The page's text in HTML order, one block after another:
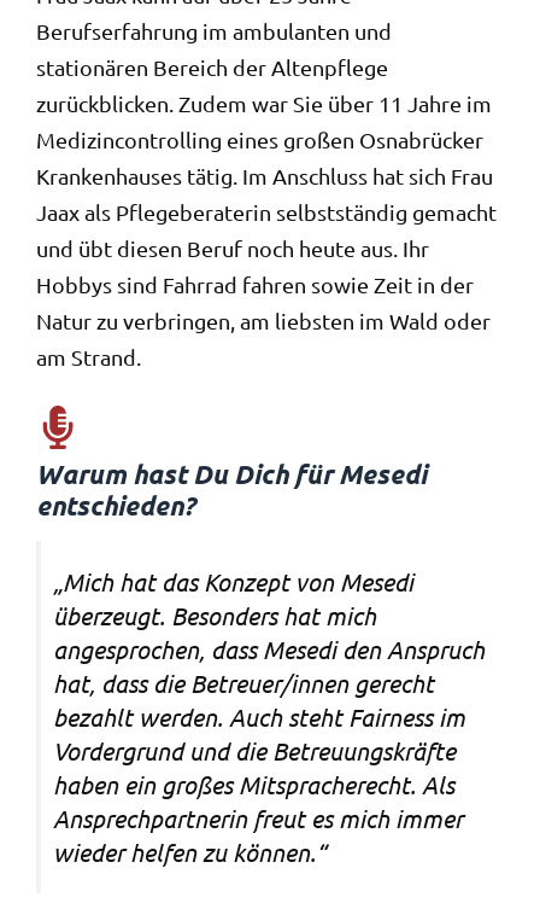
Berufserfahrung im ambulanten und
stationären Bereich der Altenpflege
zurückblicken. Zudem war Sie über 11 Jahre im
Medizincontrolling eines großen Osnabrücker
Krankenhauses tätig. Im Anschluss hat sich Frau
Jaax als Pflegeberaterin selbstständig gemacht
und übt diesen Beruf noch heute aus. Ihr
Hobbys sind Fahrrad fahren sowie Zeit in der
Natur zu verbringen, am liebsten im Wald oder
am Strand.
Warum hast Du Dich für Mesedi
entschieden?
„Mich hat das Konzept von Mesedi
überzeugt. Besonders hat mich
angesprochen, dass Mesedi den Anspruch
hat, dass die Betreuer/innen gerecht
bezahlt werden. Auch steht Fairness im
Vordergrund und die Betreuungskräfte
haben ein großes Mitspracherecht. Als
Ansprechpartnerin freut es mich immer
wieder helfen zu können.“